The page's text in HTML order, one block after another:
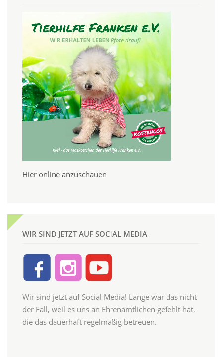
Hier online anzuschauen
WIR SIND JETZT AUF SOCIAL MEDIA
Wir sind jetzt auf Social Media! Lange war das nicht
der Fall, weil es uns an Ehrenamtlichen gefehlt hat,
die das dauerhaft regelmäßig betreuen.